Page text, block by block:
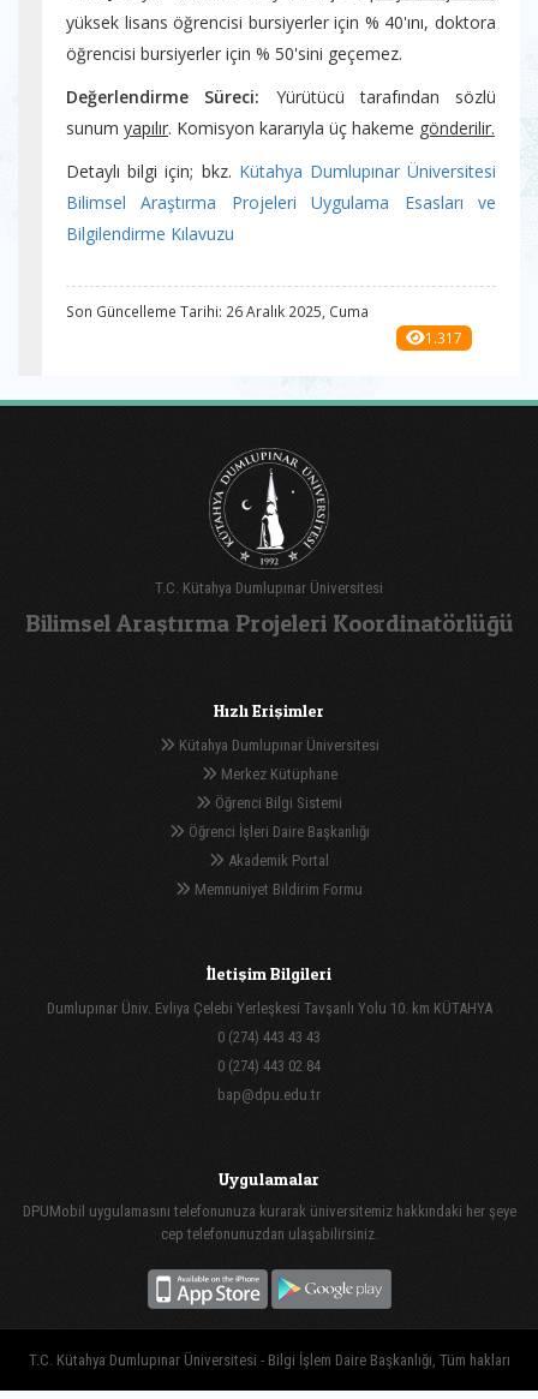
yüksek lisans öğrencisi bursiyerler için % 40'ını, doktora
öğrencisi bursiyerler için % 50'sini geçemez.
Değerlendirme Süreci: Yürütücü tarafından sözlü
sunum yapılır. Komisyon kararıyla üç hakeme gönderilir.
Detaylı bilgi için; bkz. Kütahya Dumlupınar Üniversitesi
Bilimsel Araştırma Projeleri Uygulama Esasları ve
Bilgilendirme Kılavuzu
Son Güncelleme Tarihi: 26 Aralık 2025, Cuma
1.317
T.C. Kütahya Dumlupınar Üniversitesi
Bilimsel Araştırma Projeleri Koordinatörlüğü
Hızlı Erişimler
Kütahya Dumlupınar Üniversitesi
Merkez Kütüphane
Öğrenci Bilgi Sistemi
Öğrenci İşleri Daire Başkanlığı
Akademik Portal
Memnuniyet Bildirim Formu
İletişim Bilgileri
Dumlupınar Üniv. Evliya Çelebi Yerleşkesi Tavşanlı Yolu 10. km KÜTAHYA
0 (274) 443 43 43
0 (274) 443 02 84
bap@dpu.edu.tr
Uygulamalar
DPUMobil uygulamasını telefonunuza kurarak üniversitemiz hakkındaki her şeye
cep telefonunuzdan ulaşabilirsiniz.
T.C. Kütahya Dumlupınar Üniversitesi - Bilgi İşlem Daire Başkanlığı, Tüm hakları